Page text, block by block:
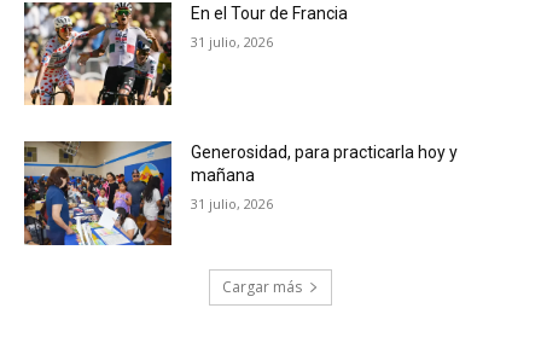
En el Tour de Francia
31 julio, 2026
Generosidad, para practicarla hoy y
mañana
31 julio, 2026
Cargar más